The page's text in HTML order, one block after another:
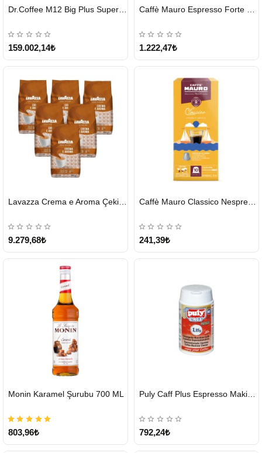
GÖNDERİ
159.002,14₺
GÖNDERİ
1.222,47₺
GÖNDERİ
9.279,68₺
GÖNDERİ
Caffè Mauro Classico Nespresso Kapsül
241,39₺
GÖNDERİ
Monin Karamel Şurubu 700 ML
803,96₺
GÖNDERİ
Puly Caff Plus Espresso Makinesi Temizleyici Tablet 100 x 1.35 G
792,24₺